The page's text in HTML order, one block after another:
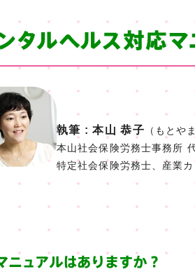
執筆 : 本山 恭子 （もとや
本山社会保険労務士事務所
特定社会保険労務士、産業